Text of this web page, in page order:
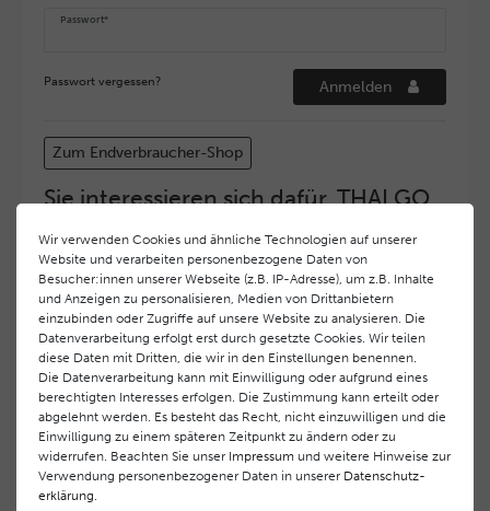
Passwort*
Passwort vergessen? Anmelden
Zum Endverbraucher-Shop
Sie interessieren sich dafür, THALGO
werden?
Hohe Servicequalität und ein exzellentes Markenimage
haben beiTHALGO COSMETICoberste Priorität.
Anspruchsvollen Endverbrauchern möchten wir ein
hohes Qualitätsniveau und gleichzeitig eine
überdurchschnittliche Behandlungs- und Serviceleistung
gewährleisten. Deshalb haben wir ein selektives
Vertriebssystem eingeführt. THALGO COSMETICPartner
werden auf diese Weise wirtschaftlich unterstützt,
während Endverbrauchern eine stets gleichbleibend hohe
Dienstleistungsqualität und ein innovatives Produkt- und
Wir verwenden Cookies und ähnliche Technologien auf unserer
Website und verarbeiten personenbezogene Daten von
Besucher:innen unserer Webseite (z.B. IP-Adresse), um z.B. Inhalte
und Anzeigen zu personalisieren, Medien von Drittanbietern
einzubinden oder Zugriffe auf unsere Website zu analysieren. Die
Datenverarbeitung erfolgt erst durch gesetzte Cookies. Wir teilen
diese Daten mit Dritten, die wir in den Einstellungen benennen.
Die Datenverarbeitung kann mit Einwilligung oder aufgrund eines
berechtigten Interesses erfolgen. Die Zustimmung kann erteilt oder
abgelehnt werden. Es besteht das Recht, nicht einzuwilligen und die
Einwilligung zu einem späteren Zeitpunkt zu ändern oder zu
widerrufen. Beachten Sie unser Impressum und weitere Hinweise zur
Verwendung personenbezogener Daten in unserer Daten­schutz­
erklärung.